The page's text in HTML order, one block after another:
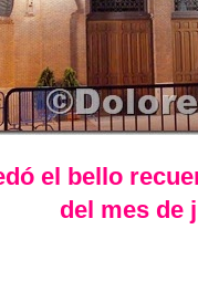
el bello
del mes de